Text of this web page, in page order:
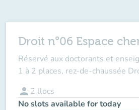
Droit n°06 Espace
Réservé aux doctorants et
1 à 2 places, rez-de-chaussée
person 2 llocs
No slots available for today